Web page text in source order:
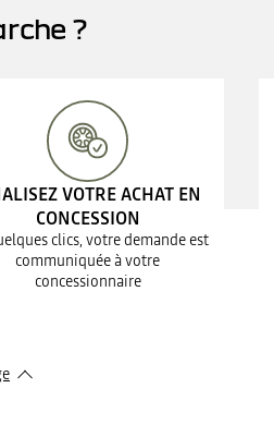
?
VOTRE ACHAT EN
CONCESSION
clics, votre demande est
communiquée à votre
concessionnaire